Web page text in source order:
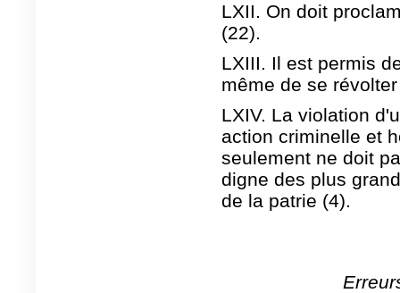
LXII. On doit
(22).
LXIII. Il est permis
même de se
LXIV. La violation
action criminelle et
seulement ne doit
digne des plus
de la patrie (4).